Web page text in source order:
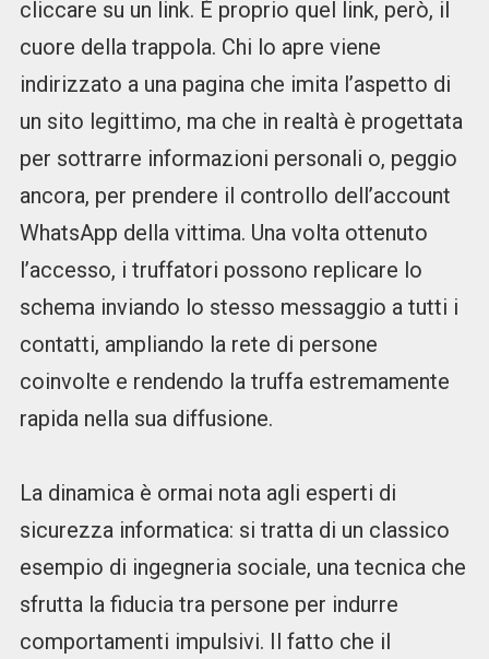
cliccare su un link. È proprio quel link, però, il
cuore della trappola. Chi lo apre viene
indirizzato a una pagina che imita l’aspetto di
un sito legittimo, ma che in realtà è progettata
per sottrarre informazioni personali o, peggio
ancora, per prendere il controllo dell’account
WhatsApp della vittima. Una volta ottenuto
l’accesso, i truffatori possono replicare lo
schema inviando lo stesso messaggio a tutti i
contatti, ampliando la rete di persone
coinvolte e rendendo la truffa estremamente
rapida nella sua diffusione.
La dinamica è ormai nota agli esperti di
sicurezza informatica: si tratta di un classico
esempio di ingegneria sociale, una tecnica che
sfrutta la fiducia tra persone per indurre
comportamenti impulsivi. Il fatto che il